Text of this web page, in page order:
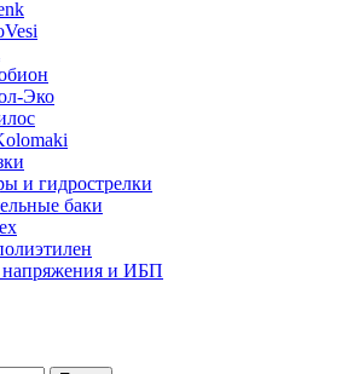
Эко
и гидрострелки
баки
напряжения и ИБП